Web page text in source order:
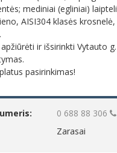
mediniai (egliniai)
AISI304 klasės
ir išsirinkti Vytauto
pasirinkimas!
0 688 88 306
Zarasai